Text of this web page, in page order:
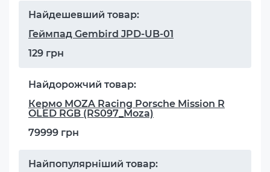
Найдешевший товар:
Геймпад Gembird JPD-UB-01
129 грн
Найдорожчий товар:
Кермо MOZA Racing Porsche Mission R
OLED RGB (RS097_Moza)
79999 грн
Найпопулярніший товар: